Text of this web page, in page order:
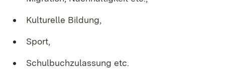
Kulturelle Bildung,
Sport,
Schulbuchzulassung etc.